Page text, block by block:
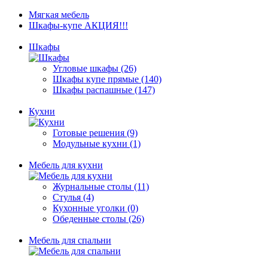
Мягкая мебель
Шкафы-купе АКЦИЯ!!!
Шкафы
Угловые шкафы (26)
Шкафы купе прямые (140)
Шкафы распашные (147)
Кухни
Готовые решения (9)
Модульные кухни (1)
Мебель для кухни
Журнальные столы (11)
Стулья (4)
Кухонные уголки (0)
Обеденные столы (26)
Мебель для спальни